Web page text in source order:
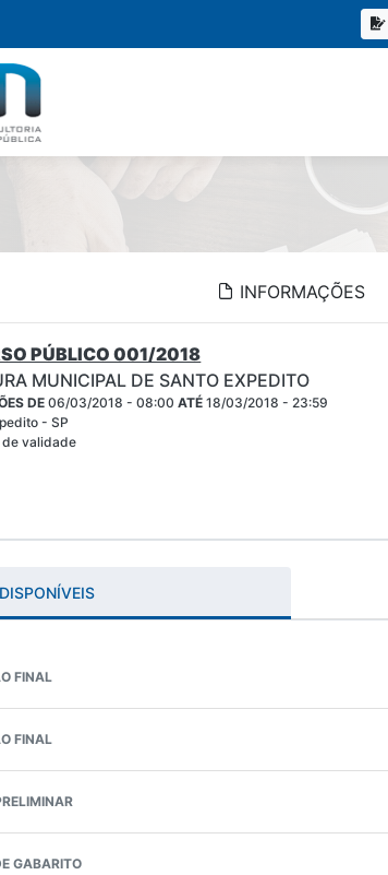
INFORMAÇÕES
PÚBLICO 001/2018
MUNICIPAL DE SANTO EXPEDITO
DE06/03/2018 - 08:00ATÉ 18/03/2018 - 23:59
- SP
de validade
FINAL
FINAL
GABARITO